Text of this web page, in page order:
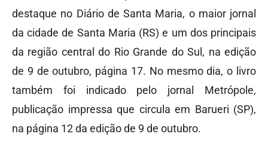
destaque no Diário de Santa Maria, o maior jornal
da cidade de Santa Maria (RS) e um dos principais
da região central do Rio Grande do Sul, na edição
de 9 de outubro, página 17. No mesmo dia, o livro
também foi indicado pelo jornal Metrópole,
publicação impressa que circula em Barueri (SP),
na página 12 da edição de 9 de outubro.